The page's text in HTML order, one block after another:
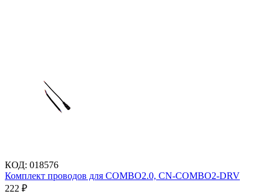
КОД: 018576
Комплект проводов для COMBO2.0, CN-COMBO2-DRV
222 ₽